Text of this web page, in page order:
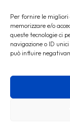
Per fornire le migliori
memorizzare e/o
queste tecnologie ci
navigazione o ID
può influire
di